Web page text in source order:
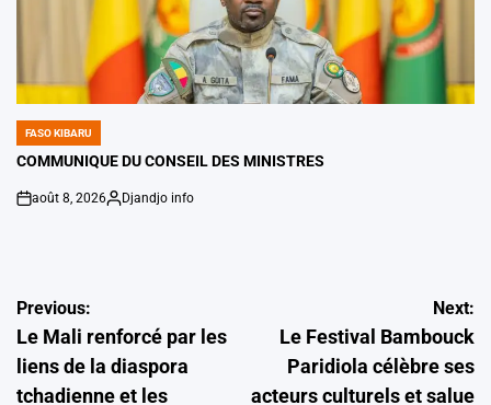
POSTED
IN
FASO KIBARU
COMMUNIQUE DU CONSEIL DES MINISTRES
on
août 8, 2026
Posted
Djandjo info
Navigation
de
l’article
Previous:
Le Mali renforcé par les
liens de la diaspora
tchadienne et les
Next:
Le Festival Bambouck
Paridiola célèbre ses
acteurs culturels et salue